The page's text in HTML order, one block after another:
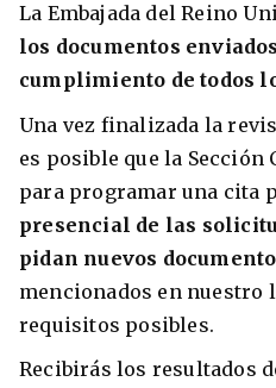
La Embajada del Reino
los documentos
cumplimiento de todos
Una vez finalizada la
es posible que la Sección
para programar una cita
presencial de las
pidan nuevos
mencionados en nuestro
requisitos posibles.
Recibirás los resultados